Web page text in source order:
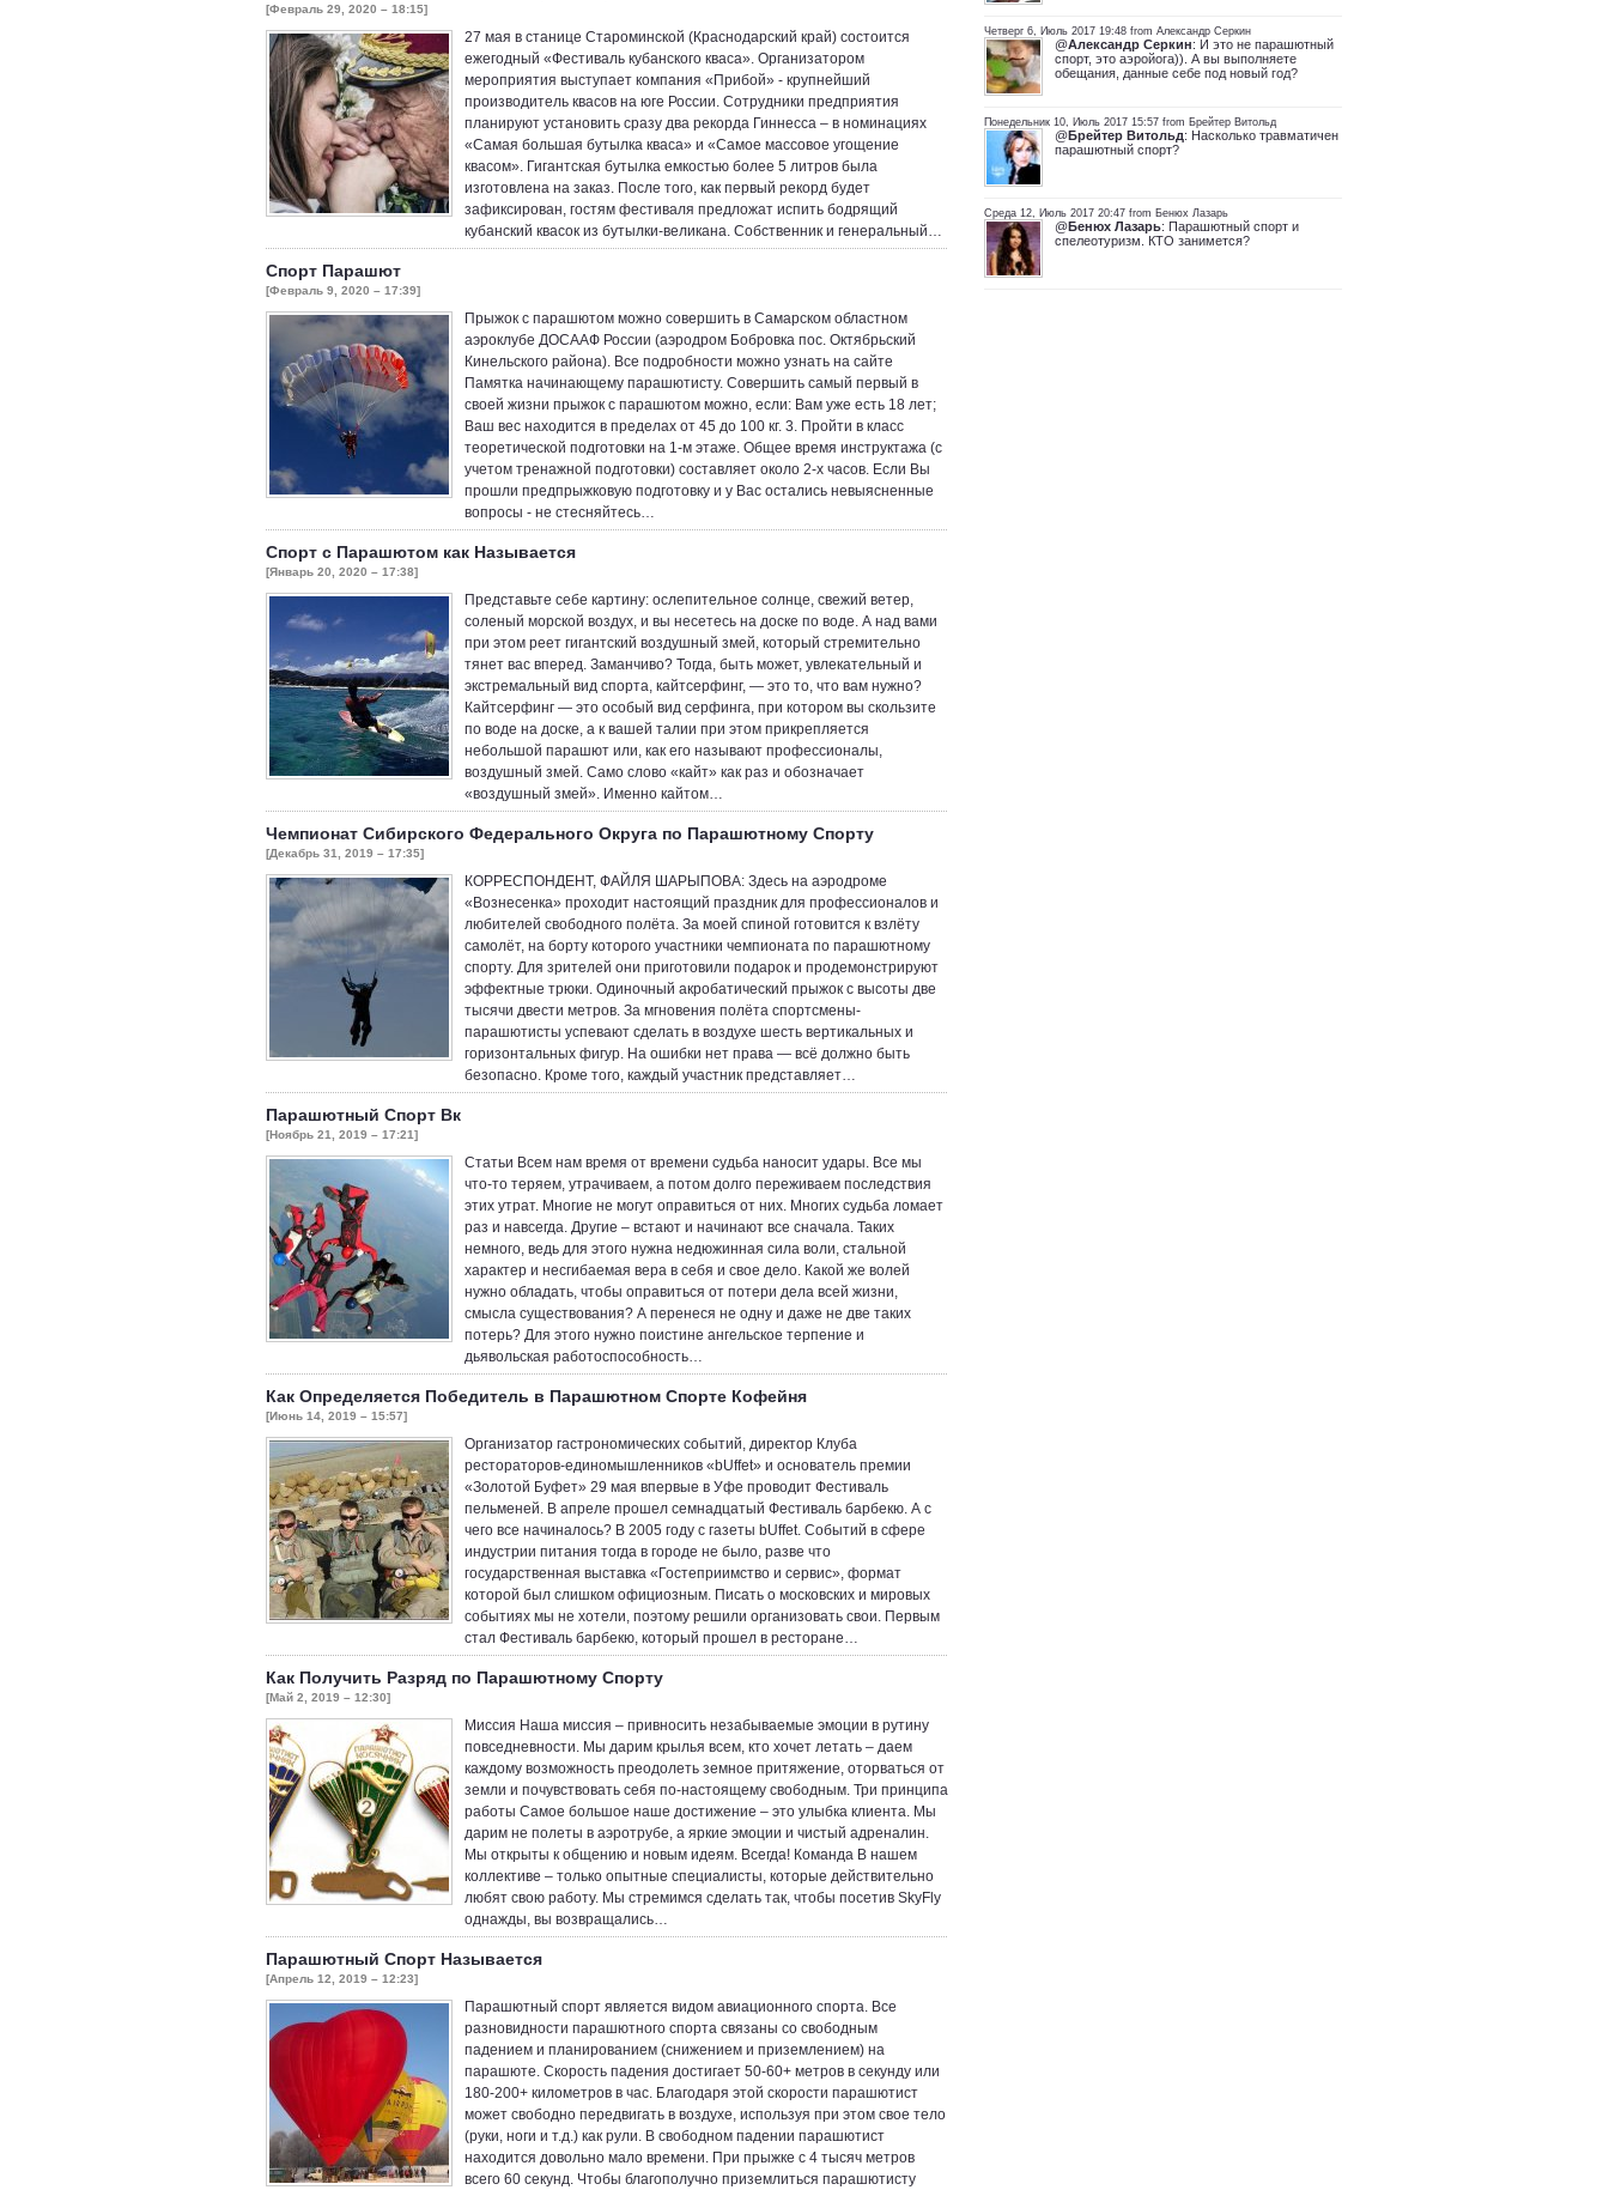
[Февраль 29, 2020 – 18:15]
27 мая в станице Староминской (Краснодарский край) состоится
ежегодный «Фестиваль кубанского кваса». Организатором
мероприятия выступает компания «Прибой» - крупнейший
производитель квасов на юге России. Сотрудники предприятия
планируют установить сразу два рекорда Гиннесса – в номинациях
«Самая большая бутылка кваса» и «Самое массовое угощение
квасом». Гигантская бутылка емкостью более 5 литров была
изготовлена на заказ. После того, как первый рекорд будет
зафиксирован, гостям фестиваля предложат испить бодрящий
кубанский квасок из бутылки-великана. Собственник и генеральный…
Спорт Парашют
[Февраль 9, 2020 – 17:39]
Прыжок с парашютом можно совершить в Самарском областном
аэроклубе ДОСААФ России (аэродром Бобровка пос. Октябрьский
Кинельского района). Все подробности можно узнать на сайте
Памятка начинающему парашютисту. Совершить самый первый в
своей жизни прыжок с парашютом можно, если: Вам уже есть 18 лет;
Ваш вес находится в пределах от 45 до 100 кг. 3. Пройти в класс
теоретической подготовки на 1-м этаже. Общее время инструктажа (с
учетом тренажной подготовки) составляет около 2-х часов. Если Вы
прошли предпрыжковую подготовку и у Вас остались невыясненные
вопросы - не стесняйтесь…
Спорт с Парашютом как Называется
[Январь 20, 2020 – 17:38]
Представьте себе картину: ослепительное солнце, свежий ветер,
соленый морской воздух, и вы несетесь на доске по воде. А над вами
при этом реет гигантский воздушный змей, который стремительно
тянет вас вперед. Заманчиво? Тогда, быть может, увлекательный и
экстремальный вид спорта, кайтсерфинг, — это то, что вам нужно?
Кайтсерфинг — это особый вид серфинга, при котором вы скользите
по воде на доске, а к вашей талии при этом прикрепляется
небольшой парашют или, как его называют профессионалы,
воздушный змей. Само слово «кайт» как раз и обозначает
«воздушный змей». Именно кайтом…
Чемпионат Сибирского Федерального Округа по Парашютному Спорту
[Декабрь 31, 2019 – 17:35]
​КОРРЕСПОНДЕНТ, ФАЙЛЯ ШАРЫПОВА: Здесь на аэродроме
«Вознесенка» проходит настоящий праздник для профессионалов и
любителей свободного полёта. За моей спиной готовится к взлёту
самолёт, на борту которого участники чемпионата по парашютному
спорту. Для зрителей они приготовили подарок и продемонстрируют
эффектные трюки. Одиночный акробатический прыжок с высоты две
тысячи двести метров. За мгновения полёта спортсмены-
парашютисты успевают сделать в воздухе шесть вертикальных и
горизонтальных фигур. На ошибки нет права — всё должно быть
безопасно. Кроме того, каждый участник представляет…
Парашютный Спорт Вк
[Ноябрь 21, 2019 – 17:21]
Статьи Всем нам время от времени судьба наносит удары. Все мы
что-то теряем, утрачиваем, а потом долго переживаем последствия
этих утрат. Многие не могут оправиться от них. Многих судьба ломает
раз и навсегда. Другие – встают и начинают все сначала. Таких
немного, ведь для этого нужна недюжинная сила воли, стальной
характер и несгибаемая вера в себя и свое дело. Какой же волей
нужно обладать, чтобы оправиться от потери дела всей жизни,
смысла существования? А перенеся не одну и даже не две таких
потерь? Для этого нужно поистине ангельское терпение и
дьявольская работоспособность…
Как Определяется Победитель в Парашютном Спорте Кофейня
[Июнь 14, 2019 – 15:57]
Организатор гастрономических событий, директор Клуба
рестораторов-единомышленников «bUffet» и основатель премии
«Золотой Буфет» 29 мая впервые в Уфе проводит Фестиваль
пельменей. В апреле прошел семнадцатый Фестиваль барбекю. А с
чего все начиналось? В 2005 году с газеты bUffet. Событий в сфере
индустрии питания тогда в городе не было, разве что
государственная выставка «Гостеприимство и сервис», формат
которой был слишком официозным. Писать о московских и мировых
событиях мы не хотели, поэтому решили организовать свои. Первым
стал Фестиваль барбекю, который прошел в ресторане…
Как Получить Разряд по Парашютному Спорту
[Май 2, 2019 – 12:30]
Миссия Наша миссия – привносить незабываемые эмоции в рутину
повседневности. Мы дарим крылья всем, кто хочет летать – даем
каждому возможность преодолеть земное притяжение, оторваться от
земли и почувствовать себя по-настоящему свободным. Три принципа
работы Самое большое наше достижение – это улыбка клиента. Мы
дарим не полеты в аэротрубе, а яркие эмоции и чистый адреналин.
Мы открыты к общению и новым идеям. Всегда! Команда В нашем
коллективе – только опытные специалисты, которые действительно
любят свою работу. Мы стремимся сделать так, чтобы посетив SkyFly
однажды, вы возвращались…
Парашютный Спорт Называется
[Апрель 12, 2019 – 12:23]
Парашютный спорт является видом авиационного спорта. Все
разновидности парашютного спорта связаны со свободным
падением и планированием (снижением и приземлением) на
парашюте. Скорость падения достигает 50-60+ метров в секунду или
180-200+ километров в час. Благодаря этой скорости парашютист
может свободно передвигать в воздухе, используя при этом свое тело
(руки, ноги и т.д.) как рули. В свободном падении парашютист
находится довольно мало времени. При прыжке с 4 тысяч метров
всего 60 секунд. Чтобы благополучно приземлиться парашютисту
Четверг 6, Июль 2017 19:48 from Александр Серкин
@Александр Серкин: И это не парашютный
спорт, это аэройога)). А вы выполняете
обещания, данные себе под новый год?
Понедельник 10, Июль 2017 15:57 from Брейтер Витольд
@Брейтер Витольд: Насколько травматичен
парашютный спорт?
Среда 12, Июль 2017 20:47 from Бенюх Лазарь
@Бенюх Лазарь: Парашютный спорт и
спелеотуризм. КТО занимется?